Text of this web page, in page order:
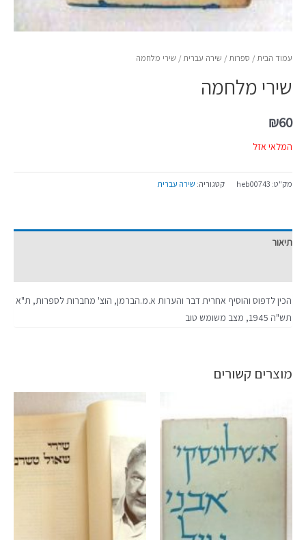
עמוד הבית / ספרות / שירה עברית / שירי מלחמה
שירי מלחמה
₪60
המלאי אזל
מק"ט: heb00743 קטגוריה: שירה עברית
תיאור
הכין לדפוס והוסיף אחרית דבר והערות א.מ.הברמן, הוצ' מחברות לספרות, ת"א
תש"ה 1945, מצב משומש טוב
מוצרים קשורים